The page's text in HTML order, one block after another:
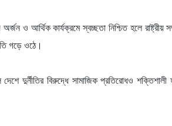
ও আর্থিক কার্যক্রমে স্বচ্ছতা নিশ্চিত হলে রাষ্ট্রীয়
গড়ে ওঠে।
দুর্নীতির বিরুদ্ধে সামাজিক প্রতিরোধও